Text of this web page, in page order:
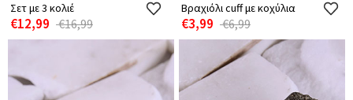
Σετ με 3 κολιέ
€12,99 €16,99
Βραχιόλι cuff με κοχύλια
€3,99 €6,99